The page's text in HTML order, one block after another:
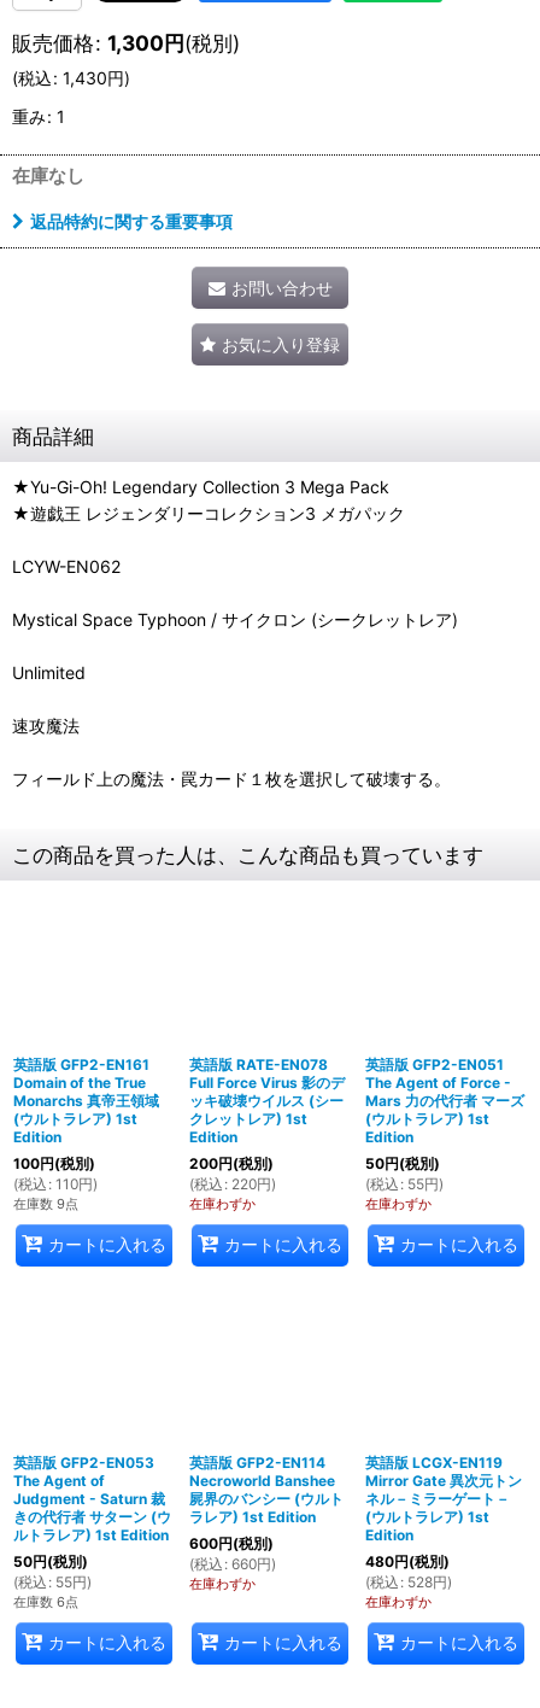
販売価格: 1,300円(税別)
(税込: 1,430円)
重み: 1
在庫なし
返品特約に関する重要事項
お問い合わせ
お気に入り登録
商品詳細
★Yu-Gi-Oh! Legendary Collection 3 Mega Pack
★遊戯王 レジェンダリーコレクション3 メガパック
LCYW-EN062
Mystical Space Typhoon / サイクロン (シークレットレア)
Unlimited
速攻魔法
フィールド上の魔法・罠カード１枚を選択して破壊する。
この商品を買った人は、こんな商品も買っています
英語版 GFP2-EN161
Domain of the True
Monarchs 真帝王領域
(ウルトラレア) 1st
Edition
100円(税別)
(税込 : 110円)
在庫数 9点
カートに入れる
英語版 RATE-EN078
Full Force Virus 影のデ
ッキ破壊ウイルス (シー
クレットレア) 1st
Edition
200円(税別)
(税込 : 220円)
在庫わずか
カートに入れる
英語版 GFP2-EN051
The Agent of Force -
Mars 力の代行者 マーズ
(ウルトラレア) 1st
Edition
50円(税別)
(税込 : 55円)
在庫わずか
カートに入れる
英語版 GFP2-EN053
The Agent of
Judgment - Saturn 裁
きの代行者 サターン (ウ
ルトラレア) 1st Edition
50円(税別)
(税込 : 55円)
在庫数 6点
カートに入れる
英語版 GFP2-EN114
Necroworld Banshee
屍界のバンシー (ウルト
ラレア) 1st Edition
600円(税別)
(税込 : 660円)
在庫わずか
カートに入れる
英語版 LCGX-EN119
Mirror Gate 異次元トン
ネル－ミラーゲート－
(ウルトラレア) 1st
Edition
480円(税別)
(税込 : 528円)
在庫わずか
カートに入れる